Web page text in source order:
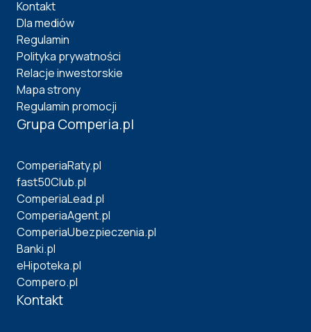
Kontakt
Dla mediów
Regulamin
Polityka prywatności
Relacje inwestorskie
Mapa strony
Regulamin promocji
Grupa Comperia.pl
ComperiaRaty.pl
fast50Club.pl
ComperiaLead.pl
ComperiaAgent.pl
ComperiaUbezpieczenia.pl
Banki.pl
eHipoteka.pl
Compero.pl
Kontakt